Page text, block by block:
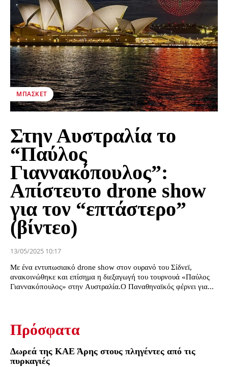
ΜΠΆΣΚΕΤ
Στην Αυστραλία το
“Παύλος
Γιαννακόπουλος”:
Απίστευτο drone show
για τον “επτάστερο”
(βίντεο)
13/05/2025 10:17
Με ένα εντυπωσιακό drone show στον ουρανό του Σίδνεϊ,
ανακοινώθηκε και επίσημα η διεξαγωγή του τουρνουά «Παύλος
Γιαννακόπουλος» στην Αυστραλία.Ο Παναθηναϊκός φέρνει για...
Πρόσφατα
Δωρεά της ΚΑΕ Άρης στους πληγέντες από τις
πυρκαγιές